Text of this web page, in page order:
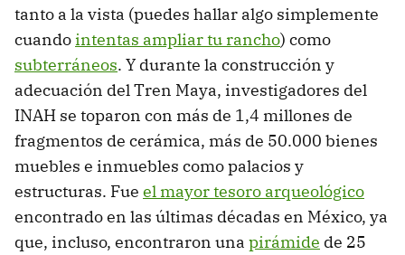
tanto a la vista (puedes hallar algo simplemente
cuandointentas ampliar tu rancho) como
subterráneos. Y durante la construcción y
adecuación del Tren Maya, investigadores del
INAH se toparon con más de 1,4 millones de
fragmentos de cerámica, más de 50.000 bienes
muebles e inmuebles como palacios y
estructuras. Fue el mayor tesoro arqueológico
encontrado en las últimas décadas en México, ya
que, incluso, encontraron una pirámide de 25